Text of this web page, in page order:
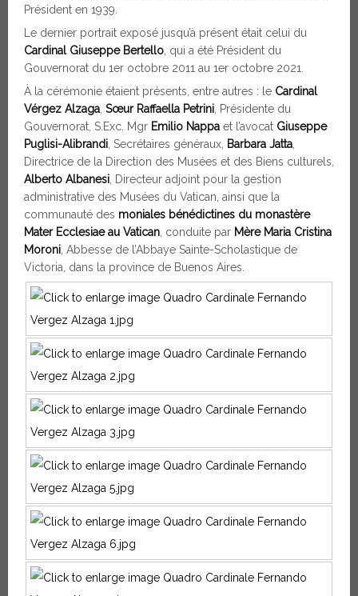
Président en 1939.
Le dernier portrait exposé jusqu’à présent était celui du
Cardinal Giuseppe Bertello , qui a été Président du
Gouvernorat du 1er octobre 2011 au 1er octobre 2021.
À la cérémonie étaient présents, entre autres : le Cardinal
Vérgez Alzaga Sœur Raffaella Petrini , Présidente du
Gouvernorat, S.Exc. Mgr Emilio Nappa et l’avocat Giuseppe
Puglisi-Alibrandi , Secrétaires généraux, Barbara Jatta
Directrice de la Direction des Musées et des Biens culturels,
Alberto Albanesi , Directeur adjoint pour la gestion
administrative des Musées du Vatican, ainsi que la
communauté des moniales bénédictines du monastère
Mater Ecclesiae au Vatican , conduite par Mère Maria Cristina
Moroni , Abbesse de l’Abbaye Sainte-Scholastique de
Victoria, dans la province de Buenos Aires.